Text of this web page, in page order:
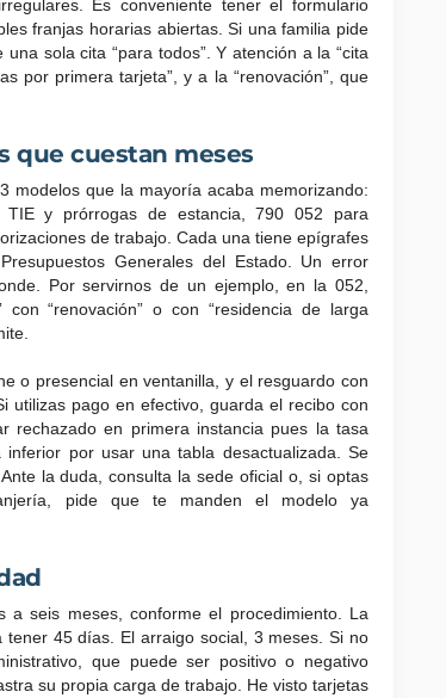
Es conveniente tener el formulario
franjas horarias abiertas. Si una familia pide
sola cita “para todos”. Y atención a la “cita
por primera tarjeta”, y a la “renovación”, que
que cuestan meses
modelos que la mayoría acaba memorizando:
TIE y prórrogas de estancia, 790 052 para
de trabajo. Cada una tiene epígrafes
Generales del Estado. Un error
Por servirnos de un ejemplo, en la 052,
con “renovación” o con “residencia de larga
o presencial en ventanilla, y el resguardo con
utilizas pago en efectivo, guarda el recibo con
rechazado en primera instancia pues la tasa
por usar una tabla desactualizada. Se
la duda, consulta la sede oficial o, si optas
pide que te manden el modelo ya
seis meses, conforme el procedimiento. La
45 días. El arraigo social, 3 meses. Si no
que puede ser positivo o negativo
su propia carga de trabajo. He visto tarjetas